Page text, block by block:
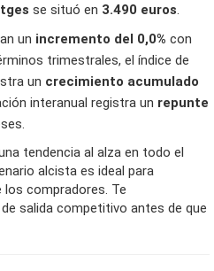
se situó en 3.490 euros.
un incremento del 0,0% con
trimestrales, el índice de
un crecimiento acumulado
interanual registra un repunte
alcista es ideal para
los compradores. Te
salida competitivo antes de que